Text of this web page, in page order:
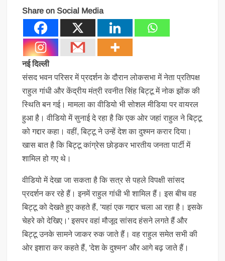
Share on Social Media
नई दिल्ली
संसद भवन परिसर में प्रदर्शन के दौरान लोकसभा में नेता प्रतिपक्ष
राहुल गांधी और केंद्रीय मंत्री रवनीत सिंह बिट्टू में नोक झोंक की
स्थिति बन गई। मामला का वीडियो भी सोशल मीडिया पर वायरल
हुआ है। वीडियो में सुनाई दे रहा है कि एक ओर जहां राहुल ने बिट्टू
को गद्दार कहा। वहीं, बिट्टू ने उन्हें देश का दुश्मन करार दिया।
खास बात है कि बिट्टू कांग्रेस छोड़कर भारतीय जनता पार्टी में
शामिल हो गए थे।
वीडियो में देखा जा सकता है कि सत्र से पहले विपक्षी सांसद
प्रदर्शन कर रहे हैं। इनमें राहुल गांधी भी शामिल हैं। इस बीच वह
बिट्टू को देखते हुए कहते हैं, 'यहां एक गद्दार चला आ रहा है। इसके
चेहरे को देखिए।' इसपर वहां मौजूद सांसद हंसने लगते हैं और
बिट्टू उनके सामने जाकर रुक जाते हैं। वह राहुल समेत सभी की
ओर इशारा कर कहते हैं, 'देश के दुश्मन' और आगे बढ़ जाते हैं।